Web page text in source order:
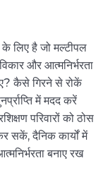
के लिए है जो मल्टीपल
और आत्मनिर्भरता
कैसे गिरने से रोकें
में मदद करें
परिवारों को ठोस
सकें, दैनिक कार्यों में
बनाए रख